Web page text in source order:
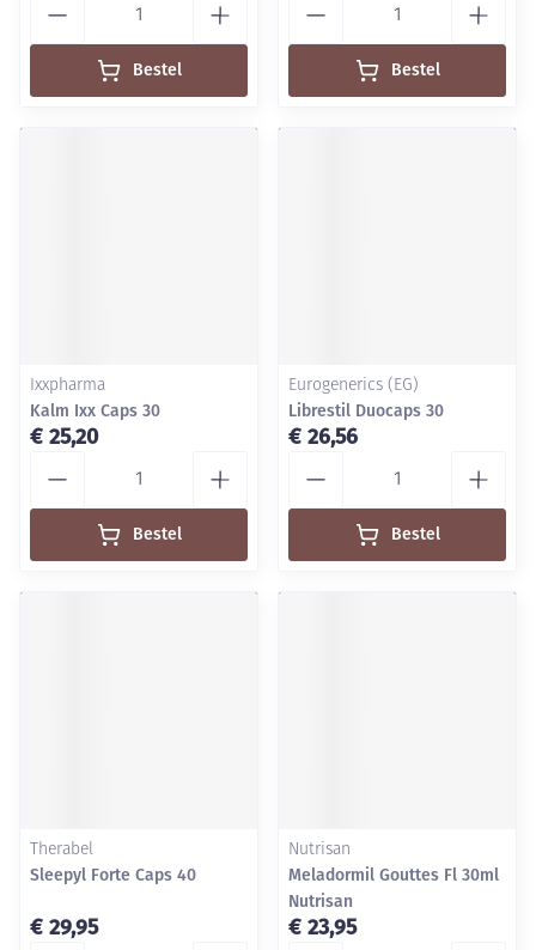
Bestel Bestel
Ixxpharma
Kalm Ixx Caps 30
€ 25,20
Bestel
Eurogenerics (EG)
Librestil Duocaps 30
€ 26,56
Bestel
Therabel
Sleepyl Forte Caps 40
€ 29,95
Nutrisan
Meladormil Gouttes Fl 30ml
Nutrisan
€ 23,95